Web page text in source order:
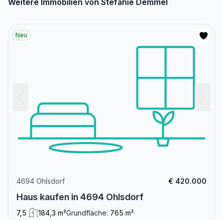
Neu
4694 Ohlsdorf € 420.000
Haus kaufen in 4694 Ohlsdorf
7,5 184,3 m²Grundfläche: 765 m²